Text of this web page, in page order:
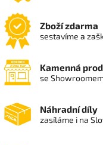
Zboží zdarma
sestavíme a
Kamenná
se
Náhradní díly
zasíláme i na